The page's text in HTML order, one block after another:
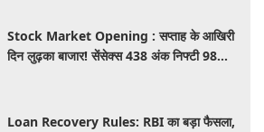
Stock Market Opening : सप्ताह के आखिरी
दिन लुढ़का बाजार! सेंसेक्स 438 अंक निफ्टी 98
Loan Recovery Rules: RBI का बड़ा फैसला,